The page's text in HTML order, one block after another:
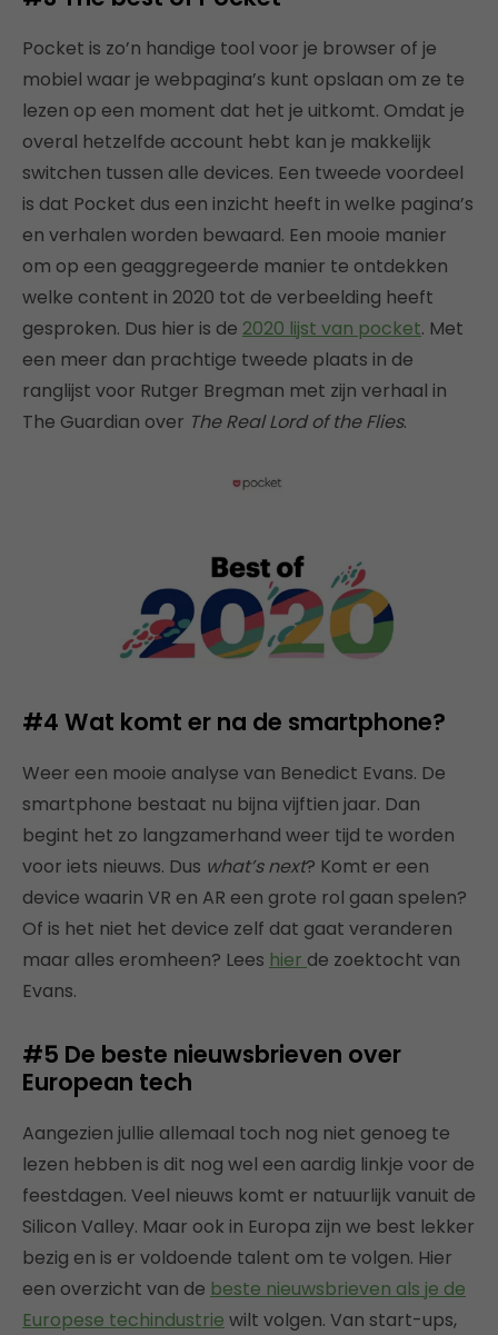
Pocket is zo’n handige tool voor je browser of je
mobiel waar je webpagina’s kunt opslaan om ze te
lezen op een moment dat het je uitkomt. Omdat je
overal hetzelfde account hebt kan je makkelijk
switchen tussen alle devices. Een tweede voordeel
is dat Pocket dus een inzicht heeft in welke pagina’s
en verhalen worden bewaard. Een mooie manier
om op een geaggregeerde manier te ontdekken
welke content in 2020 tot de verbeelding heeft
gesproken. Dus hier is de 2020 lijst van pocket. Met
een meer dan prachtige tweede plaats in de
ranglijst voor Rutger Bregman met zijn verhaal in
The Guardian over The Real Lord of the Flies.
#4 Wat komt er na de smartphone?
Weer een mooie analyse van Benedict Evans. De
smartphone bestaat nu bijna vijftien jaar. Dan
begint het zo langzamerhand weer tijd te worden
voor iets nieuws. Dus what’s next? Komt er een
device waarin VR en AR een grote rol gaan spelen?
Of is het niet het device zelf dat gaat veranderen
maar alles eromheen? Lees hier de zoektocht van
Evans.
#5 De beste nieuwsbrieven over
European tech
Aangezien jullie allemaal toch nog niet genoeg te
lezen hebben is dit nog wel een aardig linkje voor de
feestdagen. Veel nieuws komt er natuurlijk vanuit de
Silicon Valley. Maar ook in Europa zijn we best lekker
bezig en is er voldoende talent om te volgen. Hier
een overzicht van de beste nieuwsbrieven als je de
Europese techindustrie wilt volgen. Van start-ups,